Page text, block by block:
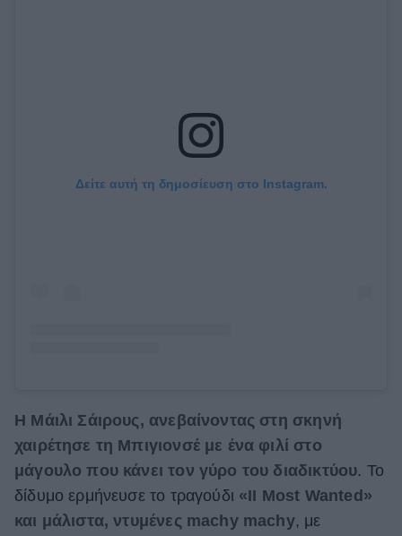
Δείτε αυτή τη δημοσίευση στο Instagram.
Η Μάιλι Σάιρους, ανεβαίνοντας στη σκηνή
χαιρέτησε τη Μπιγιονσέ με ένα φιλί στο
μάγουλο που κάνει τον γύρο του διαδικτύου. Το
δίδυμο ερμήνευσε το τραγούδι «II Most Wanted»
και μάλιστα, ντυμένες machy machy, με